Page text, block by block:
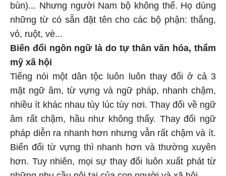
bùn)... Nhưng người Nam bộ không thế. Họ dùng
những từ có sẵn đặt tên cho các bộ phận: thắng,
vỏ, ruột, vè...
Biến đổi ngôn ngữ là do tự thân văn hóa, thẩm
mỹ xã hội
Tiếng nói một dân tộc luôn luôn thay đổi ở cả 3
mặt ngữ âm, từ vựng và ngữ pháp, nhanh chậm,
nhiều ít khác nhau tùy lúc tùy nơi. Thay đổi về ngữ
âm rất chậm, hầu như không thấy. Thay đổi ngữ
pháp diễn ra nhanh hơn nhưng vẫn rất chậm và ít.
Biến đổi từ vựng thì nhanh hơn và thường xuyên
hơn. Tuy nhiên, mọi sự thay đổi luôn xuất phát từ